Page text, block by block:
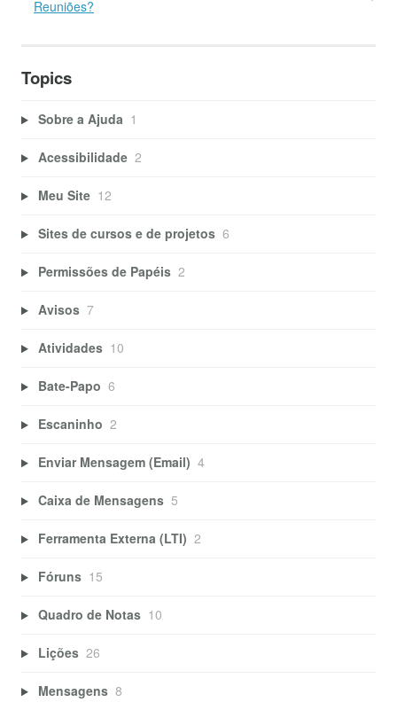
Reuniões?
Topics
Sobre a Ajuda 1
Acessibilidade 2
Meu Site 12
Sites de cursos e de projetos 6
Permissões de Papéis 2
Avisos 7
Atividades 10
Bate-Papo 6
Escaninho 2
Enviar Mensagem (Email) 4
Caixa de Mensagens 5
Ferramenta Externa (LTI) 2
Fóruns 15
Quadro de Notas 10
Lições 26
Mensagens 8